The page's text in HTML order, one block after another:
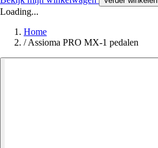
Loading...
Home
/Assioma PRO MX-1 pedalen